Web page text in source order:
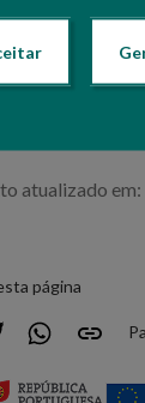
atualizado
página